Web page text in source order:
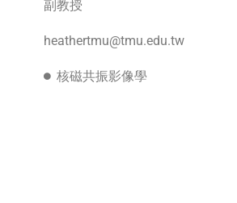
副教授
heathertmu@tmu.edu.tw
核磁共振影像學